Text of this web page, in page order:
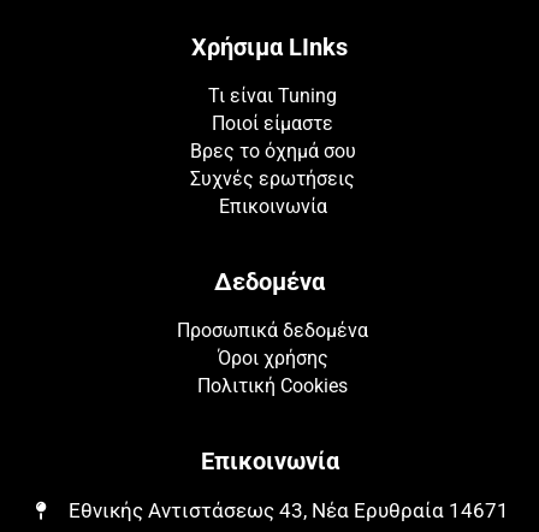
Χρήσιμα LInks
Τι είναι Tuning
Ποιοί είμαστε
Βρες το όχημά σου
Συχνές ερωτήσεις
Επικοινωνία
Δεδομένα
Προσωπικά δεδομένα
Όροι χρήσης
Πολιτική Cookies
Επικοινωνία
Εθνικής Αντιστάσεως 43, Νέα Ερυθραία 14671​​